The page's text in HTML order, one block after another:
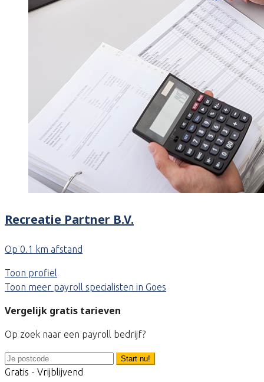
Recreatie Partner B.V.
Op 0.1 km afstand
Toon profiel
Toon meer payroll specialisten in Goes
Vergelijk gratis tarieven
Op zoek naar een payroll bedrijf?
Start nu!
Gratis - Vrijblijvend